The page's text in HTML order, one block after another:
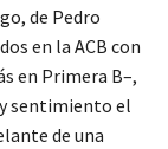
de Pedro
en la ACB con
en Primera B–,
sentimiento el
de una